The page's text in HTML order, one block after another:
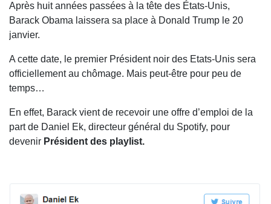
Après huit années passées à la tête des États-Unis,
Barack Obama laissera sa place à Donald Trump le 20
janvier.
A cette date, le premier Président noir des Etats-Unis sera
officiellement au chômage. Mais peut-être pour peu de
temps…
En effet, Barack vient de recevoir une offre d’emploi de la
part de Daniel Ek, directeur général du Spotify, pour
devenir Président des playlist.